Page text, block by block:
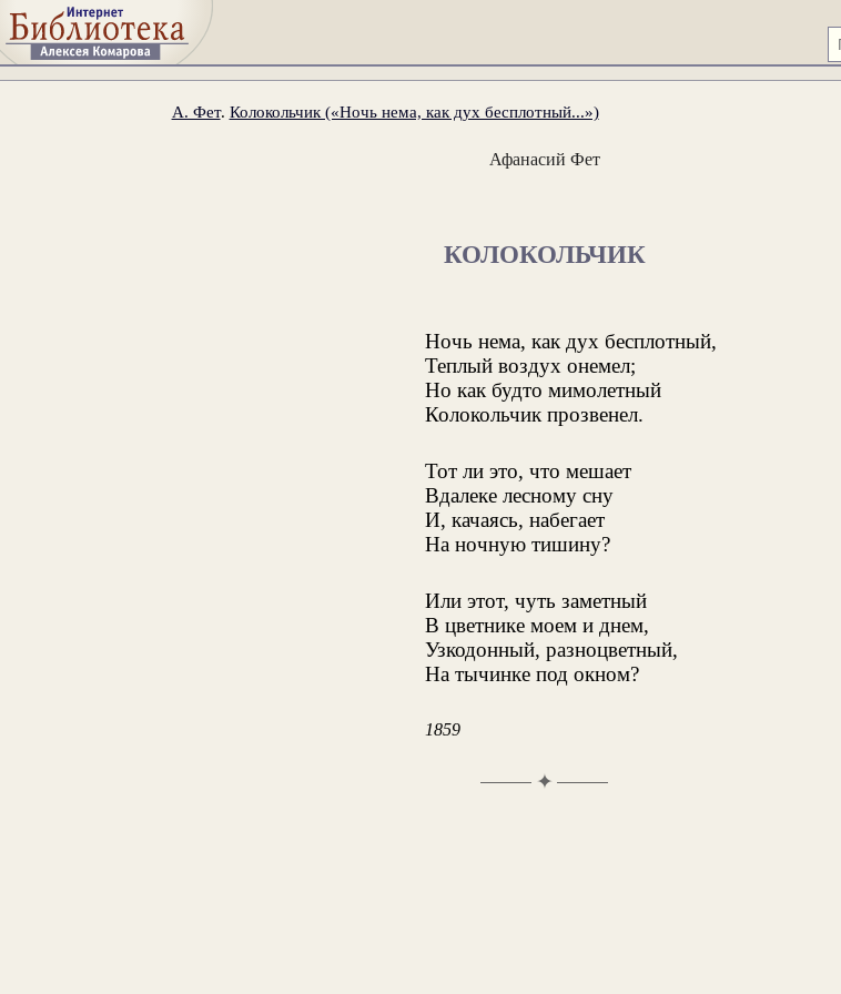
А. Фет. Колокольчик («Ночь нема, как дух бесплотный...»)
Афанасий Фет
КОЛОКОЛЬЧИК
Ночь нема, как дух бесплотный,
Теплый воздух онемел;
Но как будто мимолетный
Колокольчик прозвенел.
Тот ли это, что мешает
Вдалеке лесному сну
И, качаясь, набегает
На ночную тишину?
Или этот, чуть заметный
В цветнике моем и днем,
Узкодонный, разноцветный,
На тычинке под окном?
1859
✦